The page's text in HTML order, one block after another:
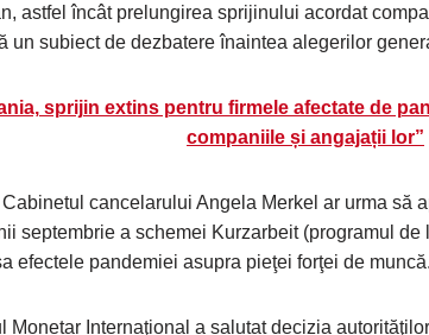
astfel încât prelungirea sprijinului acordat
un subiect de dezbatere înaintea alegerilor
sprijin extins pentru firmele afectate de
companiile și angajații lor”
Cabinetul cancelarului Angela Merkel ar urma să
septembrie a schemei Kurzarbeit (programul de
efectele pandemiei asupra pieţei forţei de
Monetar Internaţional a salutat decizia